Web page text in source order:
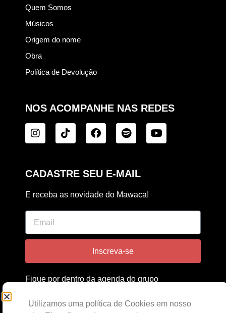
Quem Somos
Músicos
Origem do nome
Obra
Política de Devolução
NOS ACOMPANHE NAS REDES
CADASTRE SEU E-MAIL
E receba as novidade do Mawaca!
Inscreva-se
Fique por dentro da agenda do grupo
Utilizamos uma política de Cookies em nosso